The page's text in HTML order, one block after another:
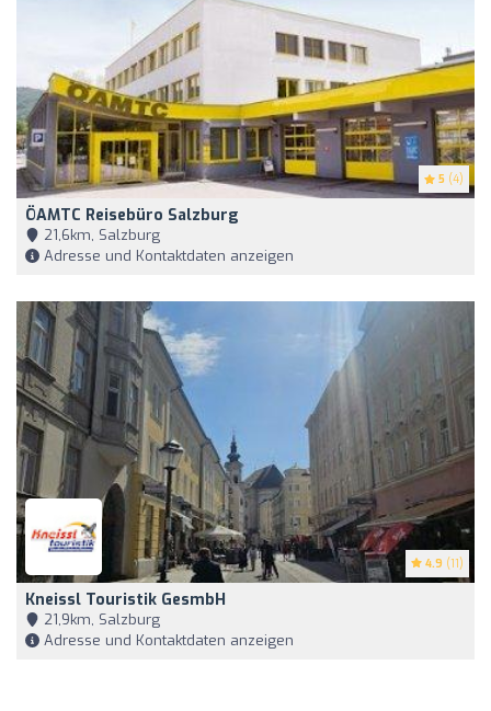
5 (4)
ÖAMTC Reisebüro Salzburg
21,6km, Salzburg
Adresse und Kontaktdaten anzeigen
4.9 (11)
Kneissl Touristik GesmbH
21,9km, Salzburg
Adresse und Kontaktdaten anzeigen